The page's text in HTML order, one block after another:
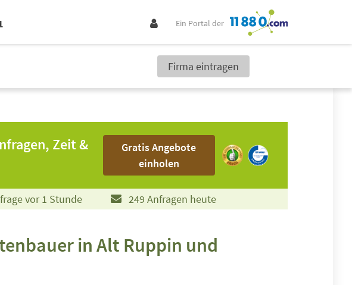
Ein Portal der
Firma eintragen
Zeit &
Gratis Angebote
einholen
vor1 Stunde 249 Anfragen heute
in Alt Ruppin und